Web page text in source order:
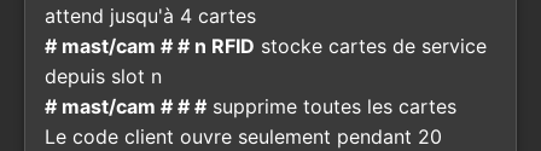
attend jusqu'à 4 cartes
# mast/cam # # n RFID stocke cartes de service
depuis slot n
# mast/cam # # # supprime toutes les cartes
Le code client ouvre seulement pendant 20